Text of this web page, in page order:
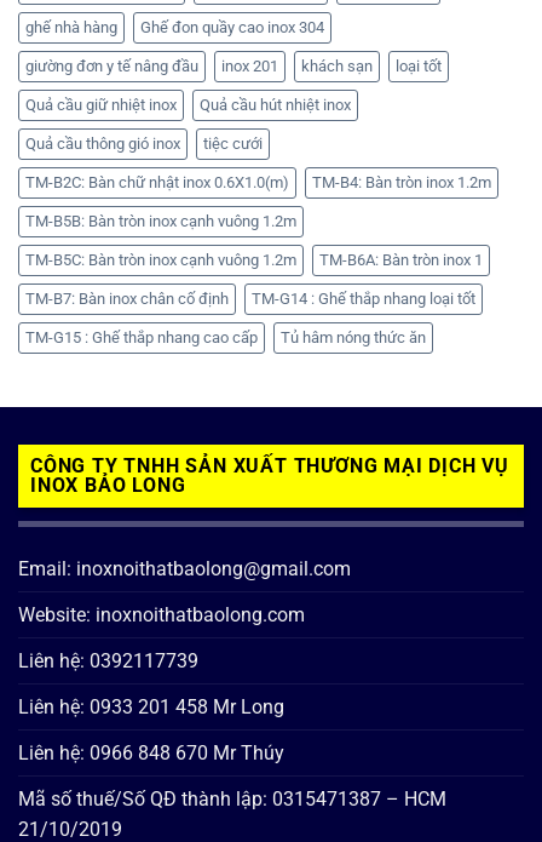
ghế nhà hàng Ghế đon quầy cao inox 304
giường đơn y tế nâng đầu inox 201 khách sạn loại tốt
Quả cầu giữ nhiệt inox Quả cầu hút nhiệt inox
Quả cầu thông gió inox tiệc cưới
TM-B2C: Bàn chữ nhật inox 0.6X1.0(m) TM-B4: Bàn tròn inox 1.2m
TM-B5B: Bàn tròn inox cạnh vuông 1.2m
TM-B5C: Bàn tròn inox cạnh vuông 1.2m TM-B6A: Bàn tròn inox 1
TM-B7: Bàn inox chân cố định TM-G14 : Ghế thắp nhang loại tốt
TM-G15 : Ghế thắp nhang cao cấp Tủ hâm nóng thức ăn
CÔNG TY TNHH SẢN XUẤT THƯƠNG MẠI DỊCH VỤ
INOX BẢO LONG
Email: inoxnoithatbaolong@gmail.com
Website: inoxnoithatbaolong.com
Liên hệ: 0392117739
Liên hệ: 0933 201 458 Mr Long
Liên hệ: 0966 848 670 Mr Thúy
Mã số thuế/Số QĐ thành lập: 0315471387 – HCM
21/10/2019